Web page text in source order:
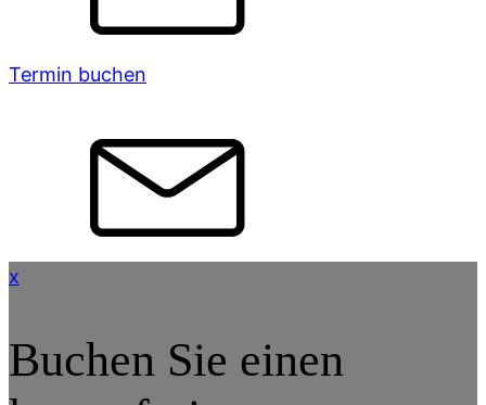
Termin buchen
x
Buchen Sie einen